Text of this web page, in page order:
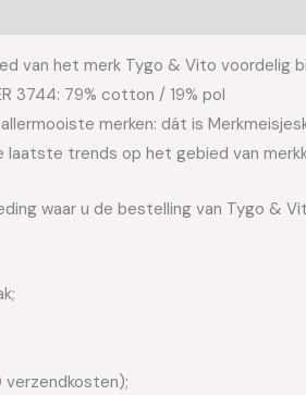
van het merk Tygo & Vito voordelig
3744: 79% cotton / 19% pol
merken: dát is
trends op het gebied van
waar u de bestelling van Tygo &